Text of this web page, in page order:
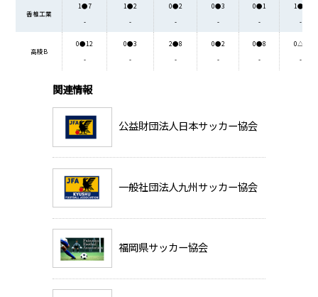
香椎工業
1●7
-
1●2
-
0●2
-
0●3
-
0●1
-
1●2
-
高稜B
0●12
-
0●3
-
2●8
-
0●2
-
0●8
-
0△0
-
関連情報
公益財団法人日本サッカー協会
一般社団法人九州サッカー協会
福岡県サッカー協会